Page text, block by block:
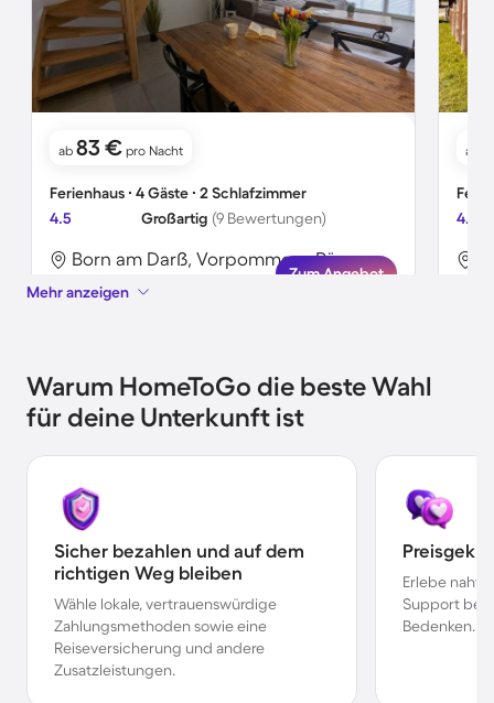
ab 83 € pro Nacht
Ferienhaus ∙ 4 Gäste ∙ 2 Schlafzimmer
4.5
Großartig (9 Bewertungen)
Born am Darß, Vorpommern-Rügen, Deutschland
Zum Angebot
ab
4.9
Mehr anzeigen
Warum HomeToGo die beste Wahl
für deine Unterkunft ist
Sicher bezahlen und auf dem
richtigen Weg bleiben
Wähle lokale, vertrauenswürdige
Zahlungsmethoden sowie eine
Reiseversicherung und andere
Zusatzleistungen.
Erlebe
Support bei
Bedenken.